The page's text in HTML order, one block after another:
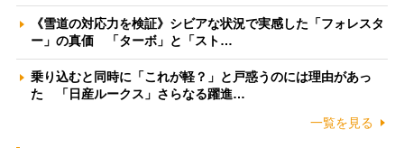
《雪道の対応力を検証》シビアな状況で実感した「フォレスタ
ー」の真価 「ターボ」と「スト…
乗り込むと同時に「これが軽？」と戸惑うのには理由があっ
た 「日産ルークス」さらなる躍進…
一覧を見る